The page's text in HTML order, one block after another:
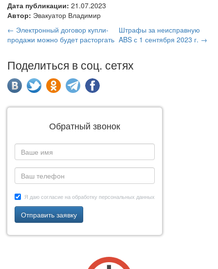
Дата публикации: 21.07.2023
Автор: Эвакуатор Владимир
← Электронный договор купли-
продажи можно будет расторгать
Штрафы за неисправную
ABS с 1 сентября 2023 г. →
Поделиться в соц. сетях
Обратный звонок
Я даю согласие на обработку персональных данных
Отправить заявку